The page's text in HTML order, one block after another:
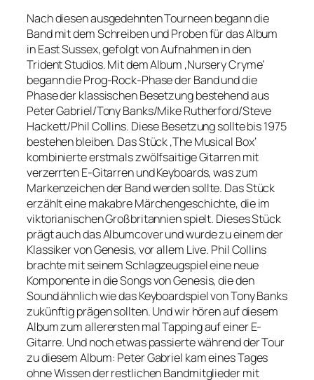
Nach diesen ausgedehnten Tourneen begann die
Band mit dem Schreiben und Proben für das Album
in East Sussex, gefolgt von Aufnahmen in den
Trident Studios. Mit dem Album ‚Nursery Cryme‘
begann die Prog-Rock-Phase der Band und die
Phase der klassischen Besetzung bestehend aus
Peter Gabriel/Tony Banks/Mike Rutherford/Steve
Hackett/Phil Collins. Diese Besetzung sollte bis 1975
bestehen bleiben. Das Stück ‚The Musical Box‘
kombinierte erstmals zwölfsaitige Gitarren mit
verzerrten E-Gitarren und Keyboards, was zum
Markenzeichen der Band werden sollte. Das Stück
erzählt eine makabre Märchengeschichte, die im
viktorianischen Großbritannien spielt. Dieses Stück
prägt auch das Albumcover und wurde zu einem der
Klassiker von Genesis, vor allem Live. Phil Collins
brachte mit seinem Schlagzeugspiel eine neue
Komponente in die Songs von Genesis, die den
Sound ähnlich wie das Keyboardspiel von Tony Banks
zukünftig prägen sollten. Und wir hören auf diesem
Album zum allerersten mal Tapping auf einer E-
Gitarre. Und noch etwas passierte während der Tour
zu diesem Album: Peter Gabriel kam eines Tages
ohne Wissen der restlichen Bandmitglieder mit